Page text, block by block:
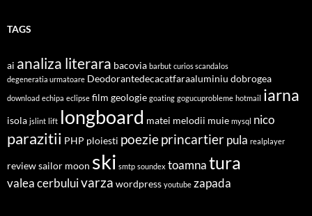
TAGS
ai analiza literara bacovia barbut curios scandalos
degeneratia urmatoare Deodorantedecacatfaraaluminiu dobrogea
download echipa eclipse film geologie goating gogucuprobleme hotmail iarna
isola jslint lift longboard matei melodii muie mysql nico
parazitii PHP ploiesti poezieprincartierpula realplayer
reviewsailor moon ski smtp soundex toamnatura
valea cerbuluivarza wordpress youtube zapada